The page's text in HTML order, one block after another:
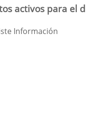
activos para el
Información